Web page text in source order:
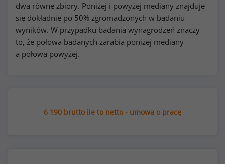
dwa równe zbiory. Poniżej i powyżej mediany znajduje
się dokładnie po 50% zgromadzonych w badaniu
wyników. W przypadku badania wynagrodzeń znaczy
to, że połowa badanych zarabia poniżej mediany
a połowa powyżej.
6 190 brutto ile to netto - umowa o pracę